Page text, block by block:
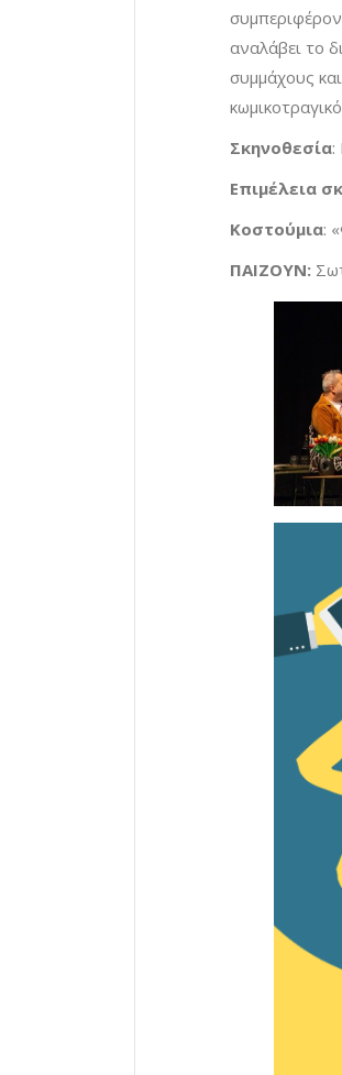
αναλάβει το
συμμάχους
Σκηνοθεσία:
Επιμέλεια
Κοστούμια:
ΠΑΙΖΟΥΝ: